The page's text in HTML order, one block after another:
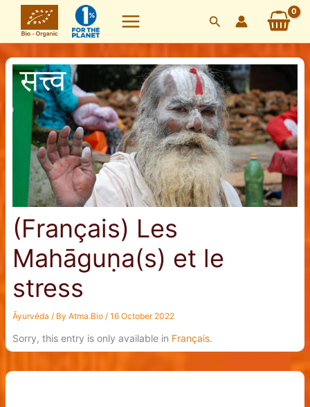
content
Search
(Français) Les
Mahāguṇa(s) et le
stress
Āyurvéda / By Atma.Bio / 16 October 2022
Sorry, this entry is only available in Français.